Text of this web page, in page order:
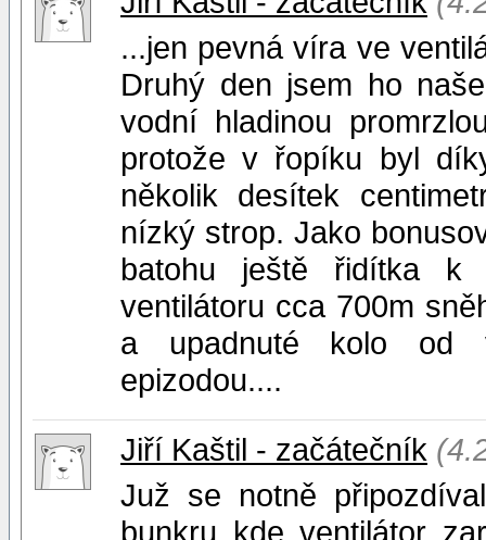
...jen pevná víra ve
Druhý den jsem ho
vodní hladinou
protože v řopíku byl
několik desítek
nízký strop. Jako
batohu ještě řidítka k
ventilátoru cca 700m
a upadnuté kolo od
epizodou....
Jiří Kaštil - začátečník
Juž se notně
bunkru kde ventilátor